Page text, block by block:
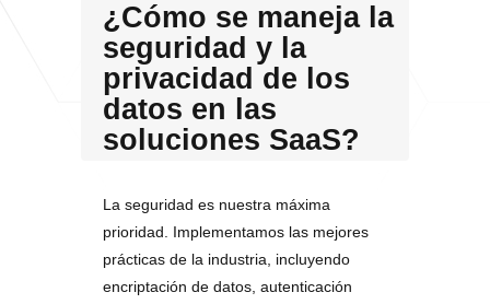
¿Cómo se maneja la
seguridad y la
privacidad de los
datos en las
soluciones SaaS?
La seguridad es nuestra máxima
prioridad. Implementamos las mejores
prácticas de la industria, incluyendo
encriptación de datos, autenticación